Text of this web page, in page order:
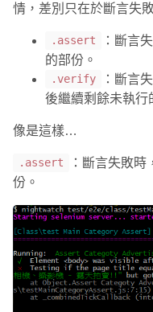
情，差別只在於斷言失
.assert
：斷言
的部份。
.verify
：斷言
後繼續剩餘未執行
像是這樣…
.assert
：斷言失敗
份。